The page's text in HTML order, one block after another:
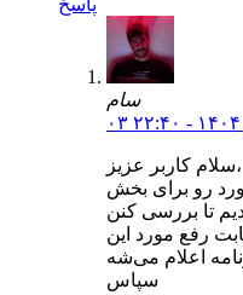
سام
سلام کاربر عزیز،
رو برای بخش
رفع مورد این
سپاس